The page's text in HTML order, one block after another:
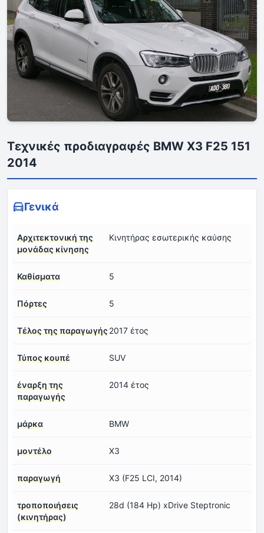
Τεχνικές προδιαγραφές BMW X3 F25 151
2014
Γενικά
Αρχιτεκτονική της
μονάδας κίνησης
Κινητήρας εσωτερικής καύσης
Καθίσματα 5
Πόρτες 5
Τέλος της παραγωγής2017 έτος
Τύπος κουπέ SUV
έναρξη της
παραγωγής
2014 έτος
μάρκα BMW
μοντέλο X3
παραγωγή X3 (F25 LCI, 2014)
τροποποιήσεις
(κινητήρας)
28d (184 Hp) xDrive Steptronic